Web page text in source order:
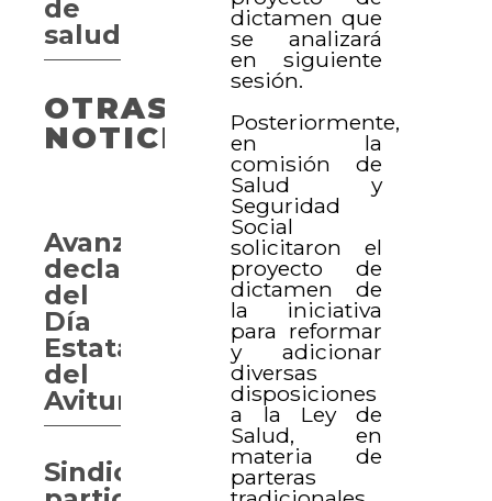
dictamen que
se analizará
en siguiente
sesión.
Posteriormente,
en la
comisión de
Salud y
Seguridad
Social
solicitaron el
proyecto de
dictamen de
la iniciativa
para reformar
y adicionar
diversas
disposiciones
a la Ley de
Salud, en
materia de
parteras
de
salud
OTRAS
NOTICIAS
Avanza
declaración
del
Día
Estatal
del
Aviturismo
Sindicatos